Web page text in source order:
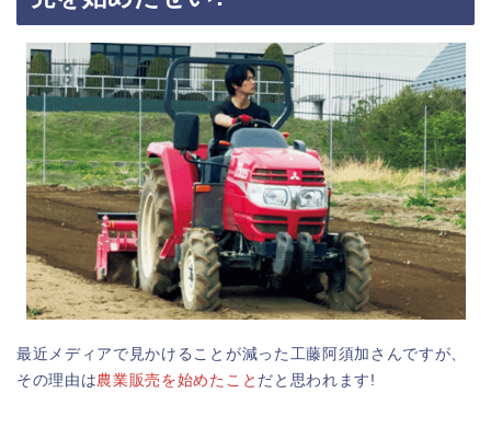
最近メディアで見かけることが減った工藤阿須加さんですが、
その理由は農業販売を始めたこと だと思われます!